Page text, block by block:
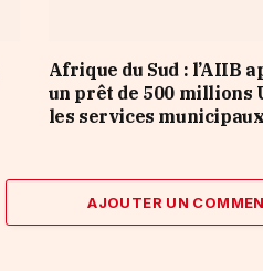
Afrique du Sud : l’AIIB
un prêt de 500 millions
les services municipaux
AJOUTER UN